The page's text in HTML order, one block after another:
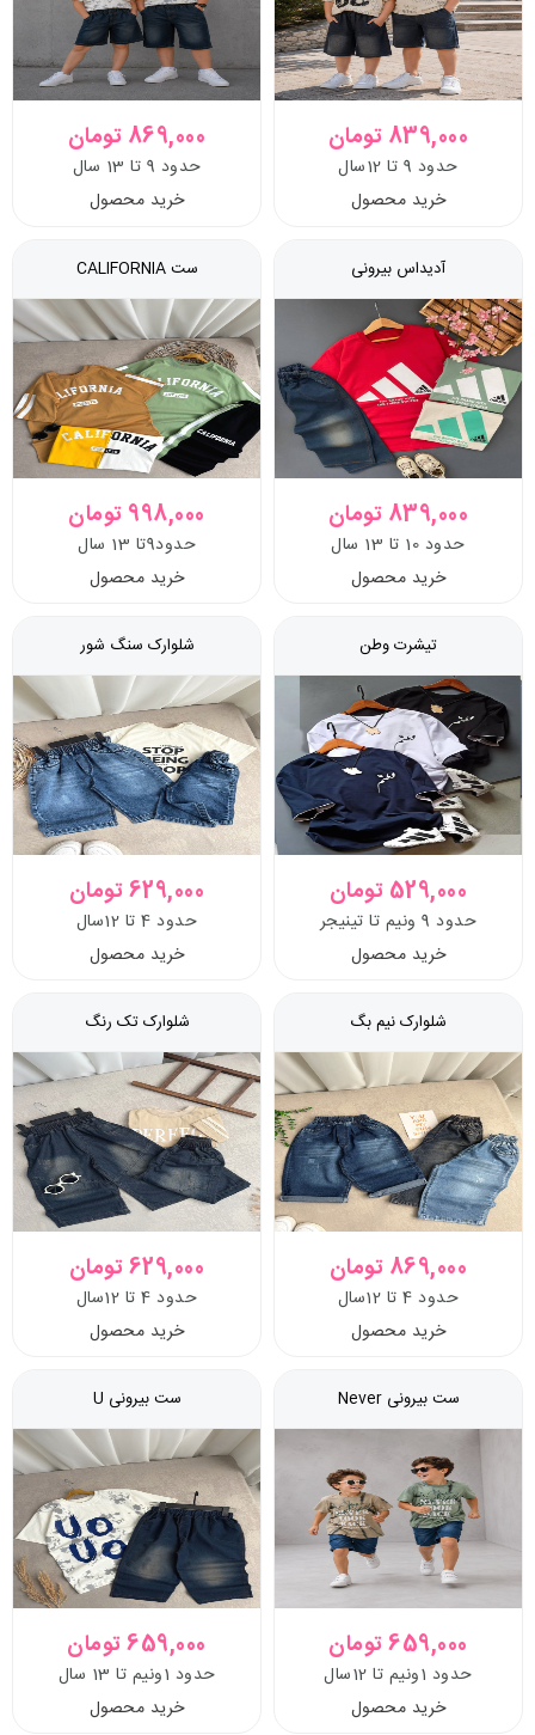
839,000 تومان
حدود 9 تا 12سال
خرید محصول
869,000 تومان
حدود 9 تا 13 سال
خرید محصول
آدیداس بیرونی
839,000 تومان
حدود 10 تا 13 سال
خرید محصول
ست CALIFORNIA
998,000 تومان
حدود9تا 13 سال
خرید محصول
تیشرت وطن
529,000 تومان
حدود 9 ونیم تا تینیجر
خرید محصول
شلوارک سنگ شور
629,000 تومان
حدود 4 تا 12سال
خرید محصول
شلوارک نیم بگ
869,000 تومان
حدود 4 تا 12سال
خرید محصول
شلوارک تک رنگ
629,000 تومان
حدود 4 تا 12سال
خرید محصول
ست بیرونی Never
659,000 تومان
حدود 1ونیم تا 12سال
خرید محصول
ست بیرونی U
659,000 تومان
حدود 1ونیم تا 13 سال
خرید محصول